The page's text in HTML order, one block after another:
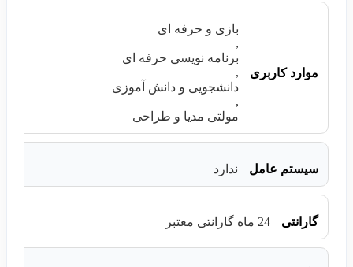
موارد کاربری
بازی و حرفه ای
,
برنامه نویسی حرفه ای
,
دانشجویی و دانش آموزی
,
مولتی مدیا و طراحی
سیستم عامل ندارد
گارانتی 24 ماه گارانتی معتبر